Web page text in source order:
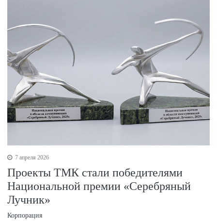
7 апреля 2026
Проекты ТМК стали победителями
Национальной премии «Серебряный
Лучник»
Корпорация